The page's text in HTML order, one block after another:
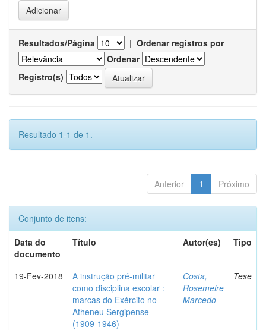
Resultados/Página | Ordenar registros por
Ordenar
Registro(s)
Resultado 1-1 de 1.
Anterior 1 Próximo
Conjunto de itens:
Data do
documento
Título Autor(es) Tipo
19-Fev-2018
A instrução pré-militar
como disciplina escolar :
marcas do Exército no
Atheneu Sergipense
(1909-1946)
Costa,
Rosemeire
Marcedo
Tese